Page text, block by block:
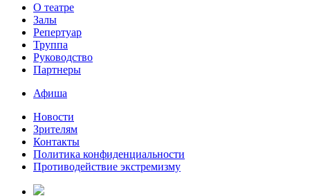
О театре
Залы
Репертуар
Труппа
Руководство
Партнеры
Афиша
Новости
Зрителям
Контакты
Политика конфиденциальности
Противодействие экстремизму